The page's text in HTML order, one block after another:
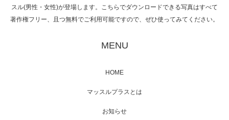
映画「黄金泥棒」へマッスルプラスメンバー
スル(男性・女性)が登場します。こちらでダウンロードできる写真はすべて
著作権フリー、且つ無料でご利用可能ですので、ぜひ使ってみてください。
MENU
HOME
マッスルプラスとは
お知らせ